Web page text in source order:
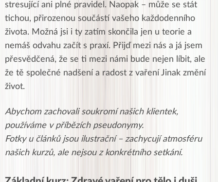
stresující ani plné pravidel. Naopak – může se stát
tichou, přirozenou součástí vašeho každodenního
života. Možná jsi i ty zatím skončila jen u teorie a
nemáš odvahu začít s praxí. Přijď mezi nás a já jsem
přesvědčená, že se ti mezi námi bude nejen líbit, ale
že tě společné nadšení a radost z vaření Jinak změní
život.
Abychom zachovali soukromí našich klientek,
používáme v příbězích pseudonymy.
Fotky u článků jsou ilustrační – zachycují atmosféru
našich kurzů, ale nejsou z konkrétního setkání.